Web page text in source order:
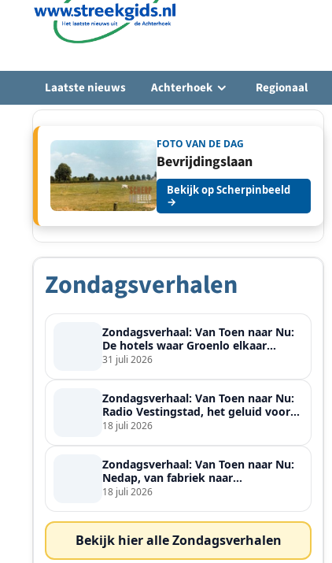
Laatste nieuws Achterhoek Regionaal
FOTO VAN DE DAG
Bevrijdingslaan
Bekijk op Scherpinbeeld
→
Zondagsverhalen
Zondagsverhaal: Van Toen naar Nu:
De hotels waar Groenlo elkaar
ontmoette
31 juli 2026
Zondagsverhaal: Van Toen naar Nu:
Radio Vestingstad, het geluid voor
heel de streek
18 juli 2026
Zondagsverhaal: Van Toen naar Nu:
Nedap, van fabriek naar
wereldspeler
18 juli 2026
Bekijk hier alle Zondagsverhalen